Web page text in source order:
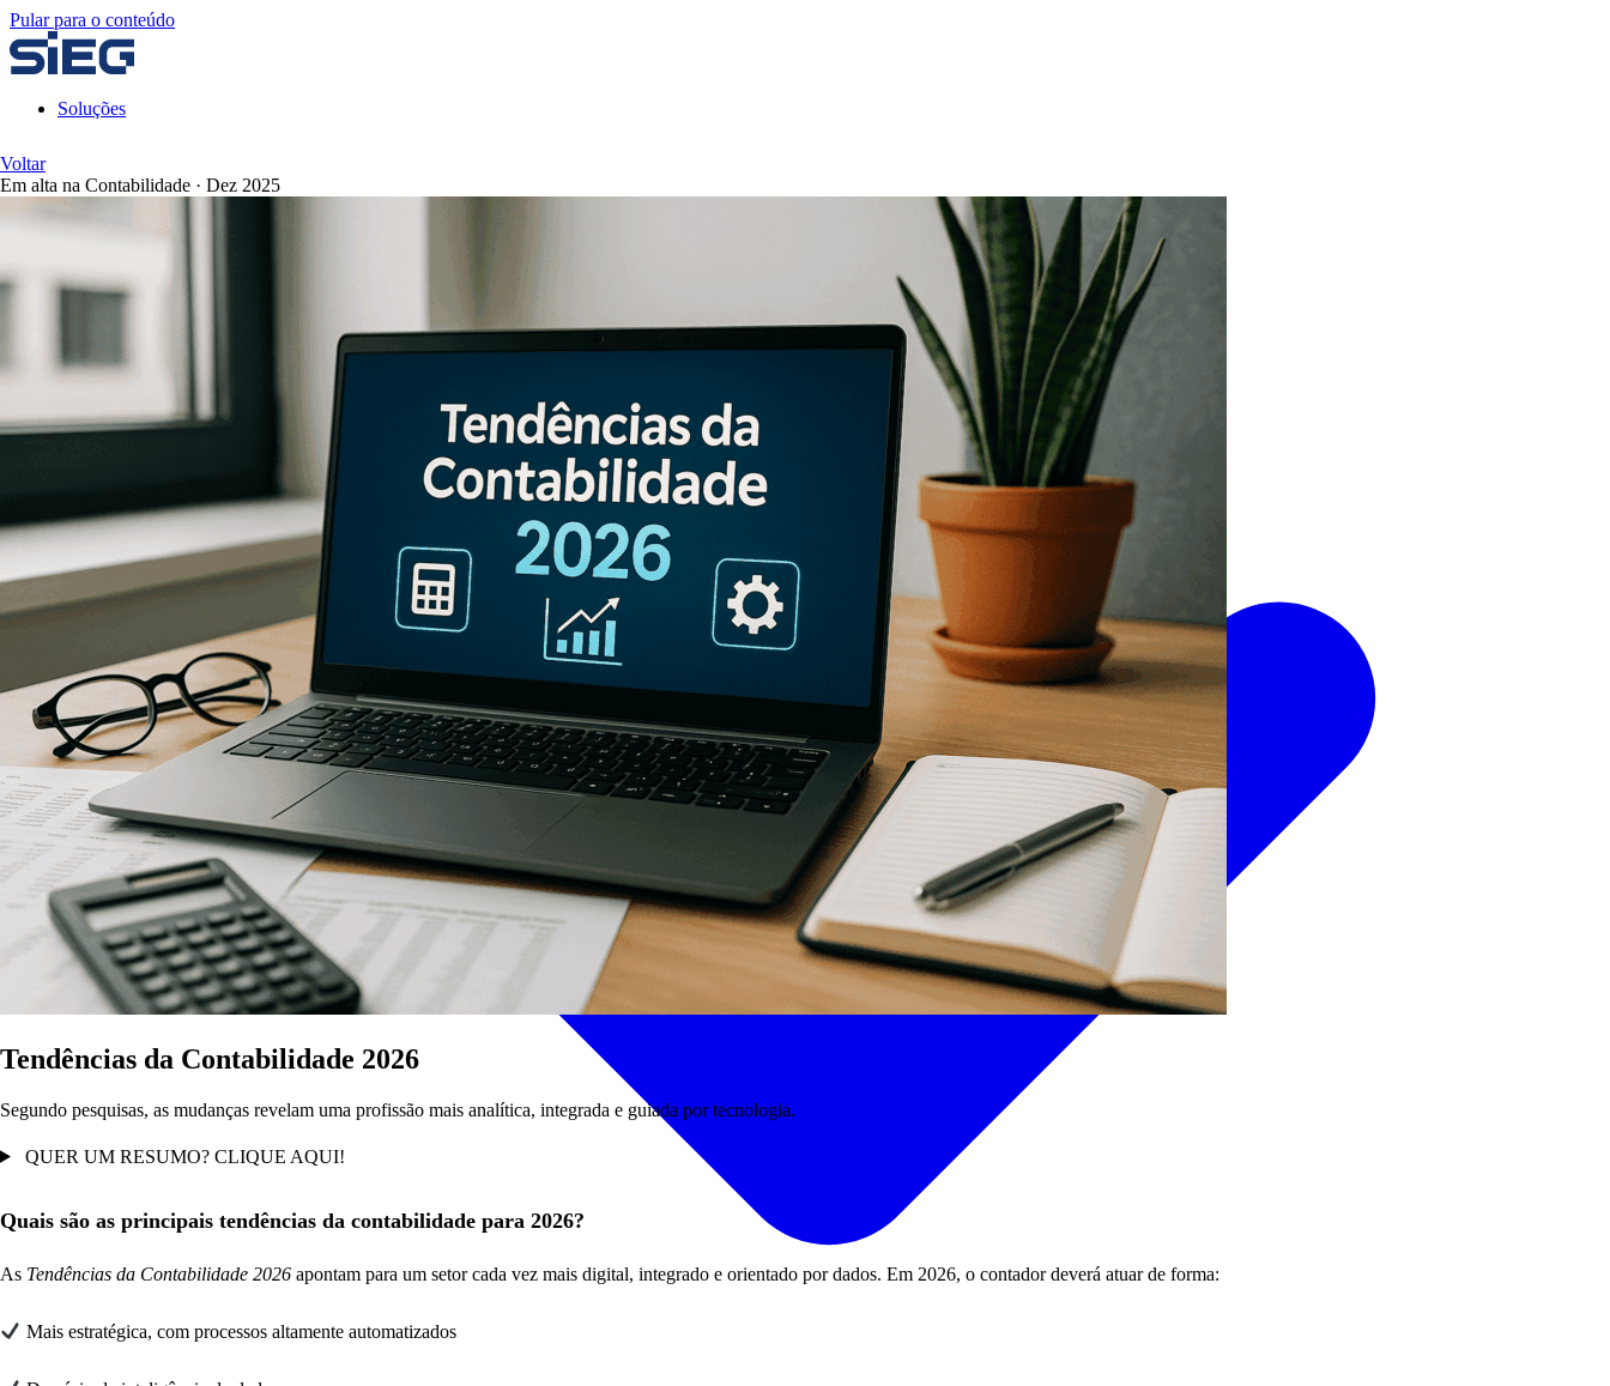
Pular para o conteúdo
Soluções
Voltar
Em alta na Contabilidade · Dez 2025
Tendências da Contabilidade 2026
Segundo pesquisas, as mudanças revelam uma profissão mais analítica, integrada e guiada por tecnologia.
QUER UM RESUMO? CLIQUE AQUI!
Quais são as principais tendências da contabilidade para 2026?
As Tendências da Contabilidade 2026 apontam para um setor cada vez mais digital, integrado e orientado por dados. Em 2026, o contador deverá atuar de forma:
Mais estratégica, com processos altamente automatizados